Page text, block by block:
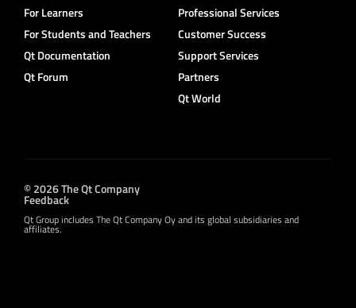
For Learners
For Students and Teachers
Qt Documentation
Qt Forum
Professional Services
Customer Success
Support Services
Partners
Qt World
© 2026 The Qt Company
Feedback
Qt Group includes The Qt Company Oy and its global subsidiaries and
affiliates.